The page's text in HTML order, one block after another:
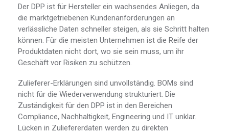
Der DPP ist für Hersteller ein wachsendes Anliegen, da
die marktgetriebenen Kundenanforderungen an
verlässliche Daten schneller steigen, als sie Schritt halten
können. Für die meisten Unternehmen ist die Reife der
Produktdaten nicht dort, wo sie sein muss, um ihr
Geschäft vor Risiken zu schützen.
Zulieferer-Erklärungen sind unvollständig. BOMs sind
nicht für die Wiederverwendung strukturiert. Die
Zuständigkeit für den DPP ist in den Bereichen
Compliance, Nachhaltigkeit, Engineering und IT unklar.
Lücken in Zuliefererdaten werden zu direkten